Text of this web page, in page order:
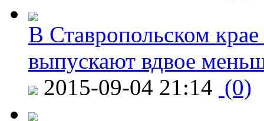
В Ставропольском
выпускают вдвое
2015-09-04 21:14 (0)